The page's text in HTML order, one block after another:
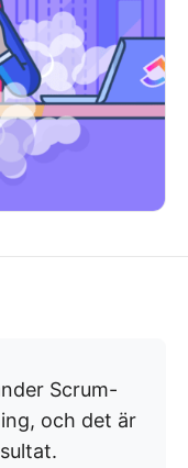
Scrum-
och det är